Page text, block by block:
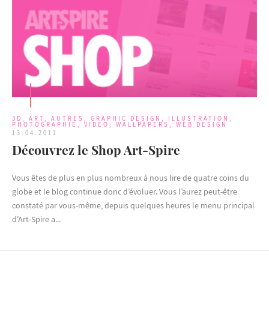
3D , ART , AUTRES , GRAPHIC DESIGN , ILLUSTRATION ,
PHOTOGRAPHIE , VIDEO , WALLPAPERS , WEB DESIGN
13.04.2011
Découvrez le Shop Art-Spire
Vous êtes de plus en plus nombreux à nous lire de quatre coins du
globe et le blog continue donc d’évoluer. Vous l’aurez peut-être
constaté par vous-même, depuis quelques heures le menu principal
d’Art-Spire a...